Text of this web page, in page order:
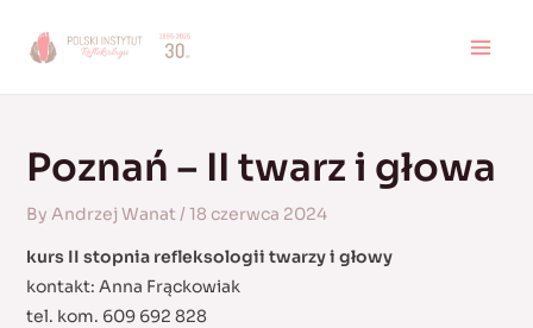
Poznań – II twarz i głowa
By Andrzej Wanat/18 czerwca 2024
kurs II stopnia refleksologii twarzy i głowy
kontakt: Anna Frąckowiak
tel. kom. 609 692 828